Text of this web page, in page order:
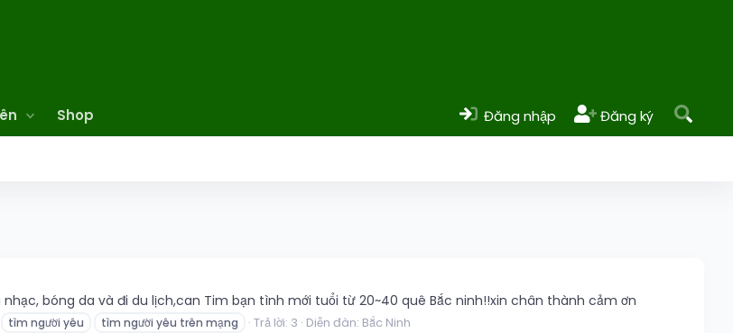
Shop Đăng nhập Đăng ký
bóng da và đi du lịch,can Tim bạn tình mới tuổi từ 20~40 quê Bắc ninh!!xin chân thành cảm ơn
tìm người yêu tìm người yêu trên mạng Trả lời: 3 Diễn đàn: Bắc Ninh